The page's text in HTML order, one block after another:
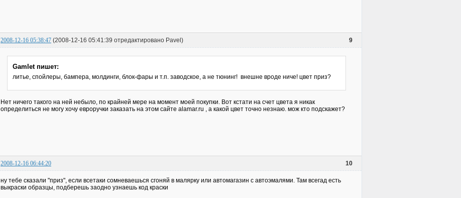
9
2008-12-16 05:38:47 (2008-12-16 05:41:39 отредактировано Pavel)
Gamlet пишет:
литье, спойлеры, бампера, молдинги, блок-фары и т.п. заводское, а не тюнинг! внешне вроде ниче! цвет приз?
Нет ничего такого на ней небыло, по крайней мере на момент моей покупки. Вот кстати на счет цвета я никак
определиться не могу хочу евроручки заказать на этом сайте alamar.ru , а какой цвет точно незнаю. мож кто подскажет?
10
2008-12-16 06:44:20
ну тебе сказали "приз", если всетаки сомневаешься сгоняй в малярку или автомагазин с автоэмалями. Там всегад есть
выкраски образцы, подберешь заодно узнаешь код краски